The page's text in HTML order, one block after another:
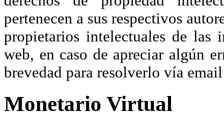
pertenecen a sus respectivos
propietarios intelectuales de las
web, en caso de apreciar algún
brevedad para resolverlo vía
Monetario Virtual